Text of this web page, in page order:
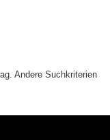
Andere Suchkriterien